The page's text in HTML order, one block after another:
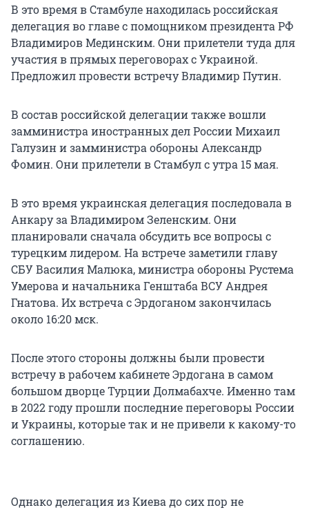
В это время в Стамбуле находилась российская
делегация во главе с помощником президента РФ
Владимиров Мединским. Они прилетели туда для
участия в прямых переговорах с Украиной.
Предложил провести встречу Владимир Путин.
В состав российской делегации также вошли
замминистра иностранных дел России Михаил
Галузин и замминистра обороны Александр
Фомин. Они прилетели в Стамбул с утра 15 мая.
В это время украинская делегация последовала в
Анкару за Владимиром Зеленским. Они
планировали сначала обсудить все вопросы с
турецким лидером. На встрече заметили главу
СБУ Василия Малюка, министра обороны Рустема
Умерова и начальника Генштаба ВСУ Андрея
Гнатова. Их встреча с Эрдоганом закончилась
около 16:20 мск.
После этого стороны должны были провести
встречу в рабочем кабинете Эрдогана в самом
большом дворце Турции Долмабахче. Именно там
в 2022 году прошли последние переговоры России
и Украины, которые так и не привели к какому-то
соглашению.
Однако делегация из Киева до сих пор не